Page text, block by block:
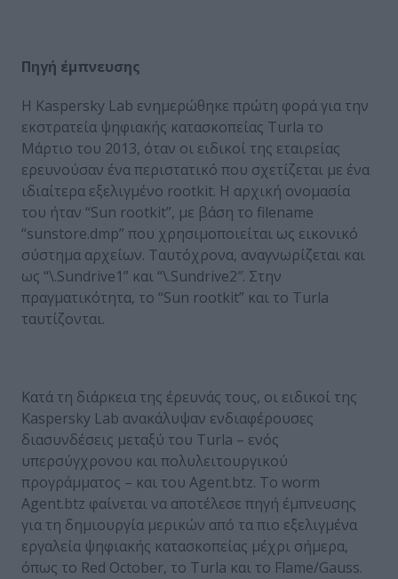
Πηγή έμπνευσης
Η Kaspersky Lab ενημερώθηκε πρώτη φορά για την
εκστρατεία ψηφιακής κατασκοπείας Turla το
Μάρτιο του 2013, όταν οι ειδικοί της εταιρείας
ερευνούσαν ένα περιστατικό που σχετίζεται με ένα
ιδιαίτερα εξελιγμένο rootkit. Η αρχική ονομασία
του ήταν “Sun rootkit”, με βάση το filename
“sunstore.dmp” που χρησιμοποιείται ως εικονικό
σύστημα αρχείων. Ταυτόχρονα, αναγνωρίζεται και
ως “\.Sundrive1” και “\.Sundrive2″. Στην
πραγματικότητα, το “Sun rootkit” και το Τurla
ταυτίζονται.
Κατά τη διάρκεια της έρευνάς τους, οι ειδικοί της
Kaspersky Lab ανακάλυψαν ενδιαφέρουσες
διασυνδέσεις μεταξύ του Turla – ενός
υπερσύγχρονου και πολυλειτουργικού
προγράμματος – και του Agent.btz. Το worm
Agent.btz φαίνεται να αποτέλεσε πηγή έμπνευσης
για τη δημιουργία μερικών από τα πιο εξελιγμένα
εργαλεία ψηφιακής κατασκοπείας μέχρι σήμερα,
όπως το Red October, το Turla και το Flame/Gauss.